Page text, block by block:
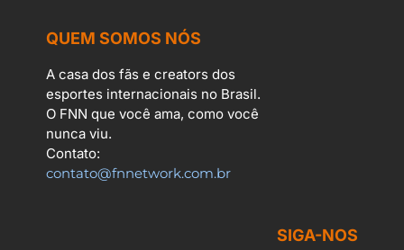
QUEM SOMOS NÓS
A casa dos fãs e creators dos
esportes internacionais no Brasil.
O FNN que você ama, como você
nunca viu.
Contato:
contato@fnnetwork.com.br
SIGA-NOS